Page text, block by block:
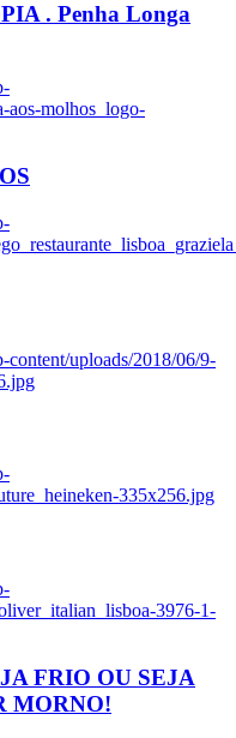
. Penha Longa
aos-molhos_logo-
uploads/2018/06/9-
335x256.jpg
3976-1-
FRIO OU SEJA
MORNO!